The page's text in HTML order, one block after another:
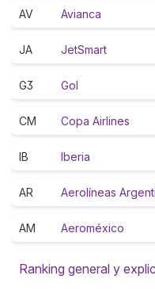
AV Avianca
JA JetSmart
G3 Gol
CM Copa Airlines
IB Iberia
AR Aerolíneas
AM Aeroméxico
Ranking general y